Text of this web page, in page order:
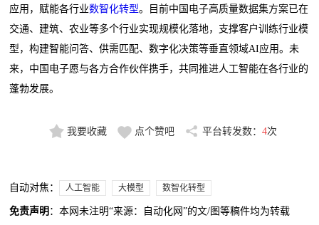
应用，赋能各行业数智化转型。目前中国电子高质量数据集方案已在
交通、建筑、农业等多个行业实现规模化落地，支撑客户训练行业模
型，构建智能问答、供需匹配、数字化决策等垂直领域AI应用。未
来，中国电子愿与各方合作伙伴携手，共同推进人工智能在各行业的
蓬勃发展。
我要收藏 点个赞吧 平台转发数： 4次
自动对焦： 人工智能 大模型 数智化转型
免责声明 ：本网未注明“来源：自动化网”的文/图等稿件均为转载